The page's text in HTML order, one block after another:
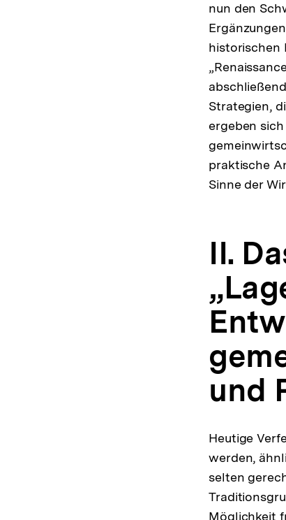
nun den
historischen
Strategien,
ergeben
praktische
Sinne der
II.
und
Heutige
werden,
selten
Möglichkeit